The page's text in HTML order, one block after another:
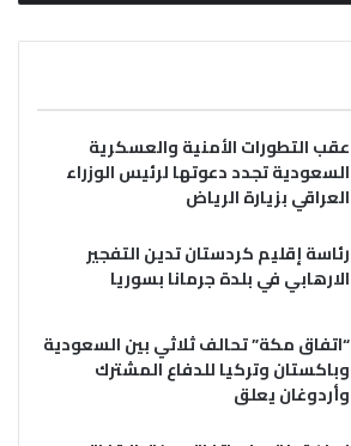
عقب التطورات الأمنية والعسكرية
السعودية تجدد دعوتها لرئيس الوزراء
العراقي بزيارة الرياض
رئاسة إقليم كردستان تدين التفجير
الارهابي في بلدة جرمانا بسوريا
“اتفاق مكة” تحالف ثلاثي بين السعودية
وباكستان وتركيا للدفاع المشترك
وأردوغان يعلق